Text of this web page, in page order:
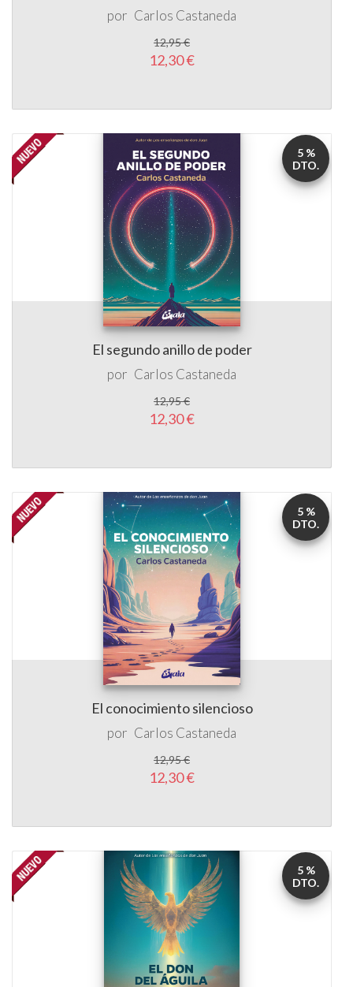
por Carlos Castaneda
12,95 €
12,30 €
El segundo anillo de poder
por Carlos Castaneda
12,95 €
12,30 €
5 %
DTO.
El conocimiento silencioso
por Carlos Castaneda
12,95 €
12,30 €
5 %
DTO.
5 %
DTO.